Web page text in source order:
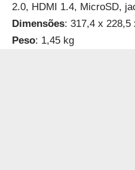
2.0, HDMI 1.4, MicroSD,
Dimensões: 317,4 x 228,5
Peso: 1,45 kg